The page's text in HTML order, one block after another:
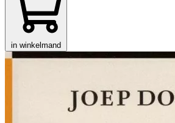
in winkelmand